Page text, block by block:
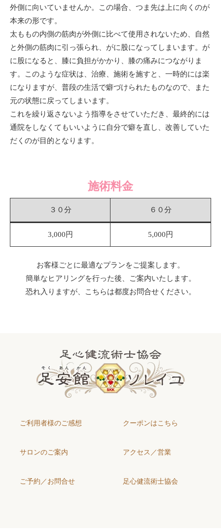
外側に向いていませんか。この場合、つま先は上に向くのが
本来の形です。
太ももの内側の筋肉が外側に比べて使用されないため、自然
と外側の筋肉に引っ張られ、がに股になってしまいます。が
に股になると、膝に負担がかかり、膝の痛みにつながりま
す。このような症状は、治療、施術を施すと、一時的には楽
になりますが、普段の生活で癖づけられたものなので、また
元の状態に戻ってしまいます。
これを繰り返さないよう指導をさせていただき、最終的には
通院をしなくてもいいように自分で癖を直し、改善していた
だくのが目的となります。
施術料金
３０分 ６０分
3,000円 5,000円
お客様ごとに最適なプランをご提案します。
簡単なヒアリングを行った後、ご案内いたします。
恐れ入りますが、こちらは都度お問合せください。
ご利用者様のご感想 クーポンはこちら
サロンのご案内 アクセス／営業
ご予約／お問合せ 足心健流術士協会